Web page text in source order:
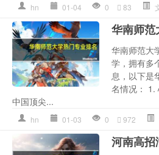
hn 01-04 0 83
华南师范
华南师范大
学，拥有多
息，以下是
名情况： 1.
中国顶尖...
hn 01-03 0 972
河南高